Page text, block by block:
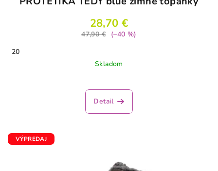
28,70 €
47,90 €
(–40 %)
20
Skladom
Detail
VÝPREDAJ